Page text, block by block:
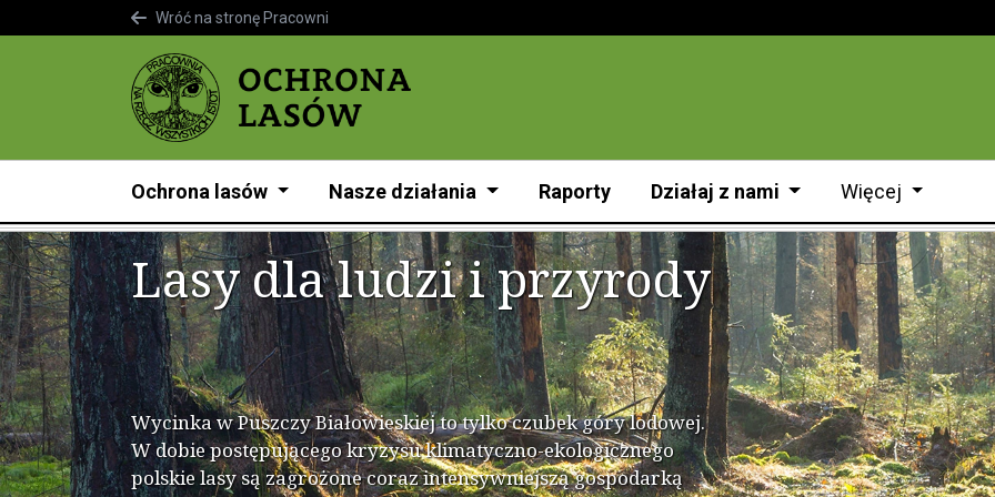
Ochrona lasów Nasze działania Raporty Działaj z nami Więcej
Wróć na stronę Pracowni
Lasy dla ludzi i przyrody
Wycinka w Puszczy Białowieskiej to tylko czubek góry lodowej.
W dobie postępującego kryzysu klimatyczno-ekologicznego
polskie lasy są zagrożone coraz intensywniejszą gospodarką